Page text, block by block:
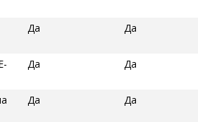
Да Да
Да Да
Да Да